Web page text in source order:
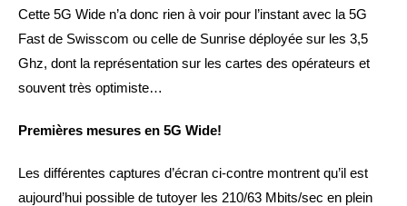
Cette 5G Wide n’a donc rien à voir pour l’instant avec la 5G
Fast de Swisscom ou celle de Sunrise déployée sur les 3,5
Ghz, dont la représentation sur les cartes des opérateurs et
souvent très optimiste…
Premières mesures en 5G Wide!
Les différentes captures d’écran ci-contre montrent qu’il est
aujourd’hui possible de tutoyer les 210/63 Mbits/sec en plein